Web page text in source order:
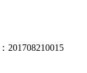
201708210015